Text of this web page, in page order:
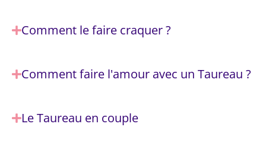
Comment le faire craquer ?
Comment faire l'amour avec un Taureau ?
Le Taureau en couple